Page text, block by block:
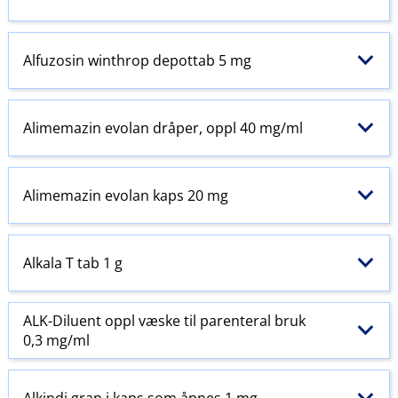
Alfuzosin winthrop depottab 5 mg
Alimemazin evolan dråper, oppl 40 mg/ml
Alimemazin evolan kaps 20 mg
Alkala T tab 1 g
ALK-Diluent oppl væske til parenteral bruk
0,3 mg/ml